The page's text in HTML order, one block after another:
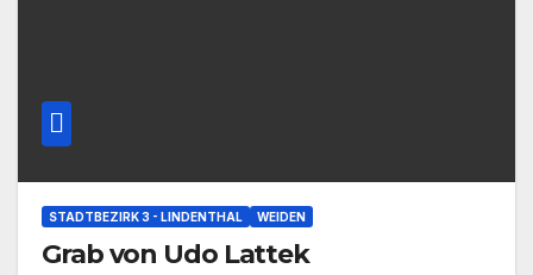
STADTBEZIRK 3 - LINDENTHAL WEIDEN
Grab von Udo Lattek